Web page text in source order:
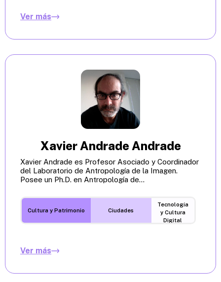
Ver más
Xavier Andrade Andrade
Xavier Andrade es Profesor Asociado y Coordinador
del Laboratorio de Antropología de la Imagen.
Posee un Ph.D. en Antropología de...
Cultura y Patrimonio Ciudades
Tecnología
y Cultura
Digital
Ver más